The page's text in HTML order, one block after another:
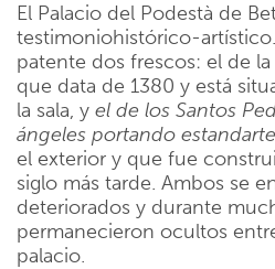
El Palacio del Podestà de
testimoniohistórico-
patente dos frescos: el de la
que data de 1380 y está
la sala, y el de los Santos
ángeles portando estandarte
el exterior y que fue
siglo más tarde. Ambos se
deteriorados y durante
permanecieron ocultos
palacio.